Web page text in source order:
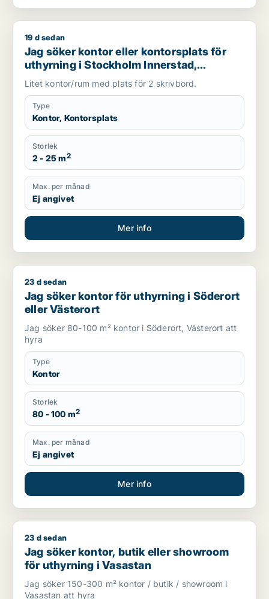
Jag söker kontor eller kontorsplats för uthyrning i
19 d sedan
Jag söker kontor eller kontorsplats för
uthyrning i Stockholm Innerstad,
Kungsholmen eller Vasastan m.fl.
Litet kontor/rum med plats för 2 skrivbord.
Type
Kontor, Kontorsplats
Storlek
2 - 25 m2
Max. per månad
Ej angivet
Mer info
Jag söker kontor för uthyrning i Söderort eller Västerort
23 d sedan
Jag söker kontor för uthyrning i Söderort
eller Västerort
Jag söker 80-100 m² kontor i Söderort, Västerort att
hyra
Type
Kontor
Storlek
80 - 100 m2
Max. per månad
Ej angivet
Mer info
Jag söker kontor, butik eller showroom för uthyrning i
23 d sedan
Jag söker kontor, butik eller showroom
för uthyrning i Vasastan
Jag söker 150-300 m² kontor / butik / showroom i
Vasastan att hyra